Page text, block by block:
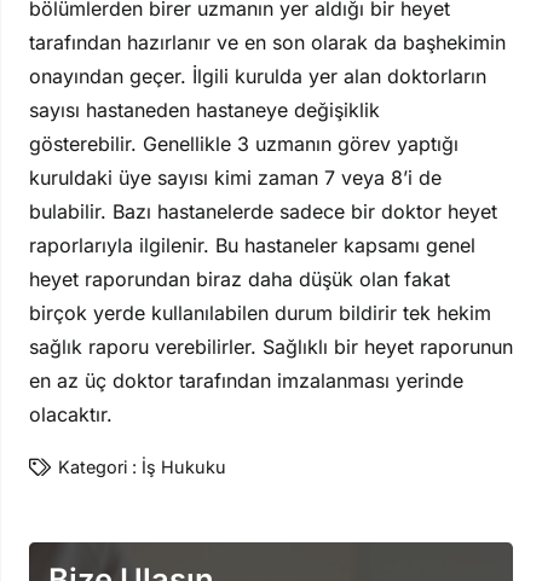
bölümlerden birer uzmanın yer aldığı bir heyet
tarafından hazırlanır ve en son olarak da başhekimin
onayından geçer. İlgili kurulda yer alan doktorların
sayısı hastaneden hastaneye değişiklik
gösterebilir. Genellikle 3 uzmanın görev yaptığı
kuruldaki üye sayısı kimi zaman 7 veya 8’i de
bulabilir. Bazı hastanelerde sadece bir doktor heyet
raporlarıyla ilgilenir. Bu hastaneler kapsamı genel
heyet raporundan biraz daha düşük olan fakat
birçok yerde kullanılabilen durum bildirir tek hekim
sağlık raporu verebilirler. Sağlıklı bir heyet raporunun
en az üç doktor tarafından imzalanması yerinde
olacaktır.
Kategori : İş Hukuku